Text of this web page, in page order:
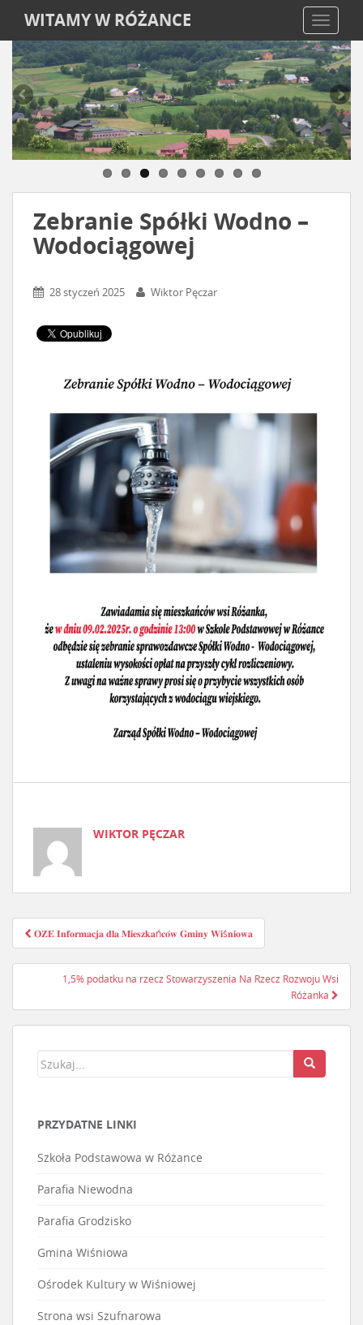
WITAMY W RÓŻANCE
Zebranie Spółki Wodno –
Wodociągowej
28 styczeń 2025 Wiktor Pęczar
WIKTOR PĘCZAR
Nawigacja postu
𝐎𝐙𝐄 𝐈𝐧𝐟𝐨𝐫𝐦𝐚𝐜𝐣𝐚 𝐝𝐥𝐚 𝐌𝐢𝐞𝐬𝐳𝐤𝐚ń𝐜𝐨́𝐰 𝐆𝐦𝐢𝐧𝐲 𝐖𝐢ś𝐧𝐢𝐨𝐰𝐚
1,5% podatku na rzecz Stowarzyszenia Na Rzecz Rozwoju Wsi
Różanka
PRZYDATNE LINKI
Szkoła Podstawowa w Różance
Parafia Niewodna
Parafia Grodzisko
Gmina Wiśniowa
Ośrodek Kultury w Wiśniowej
Strona wsi Szufnarowa